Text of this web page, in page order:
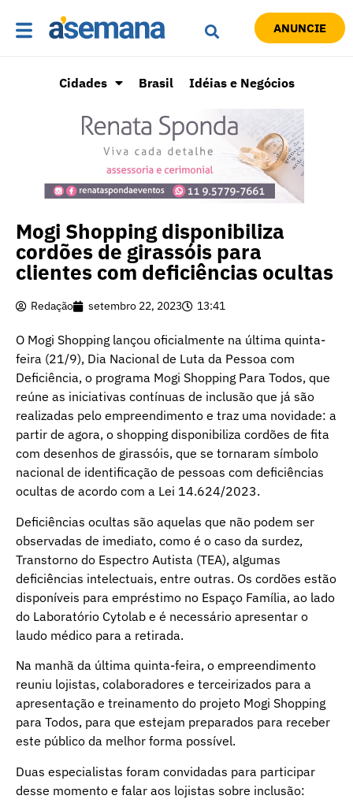
ANUNCIE
Cidades Brasil Idéias e Negócios
Mogi Shopping disponibiliza
cordões de girassóis para
clientes com deficiências ocultas
Redação setembro 22, 2023 13:41
O Mogi Shopping lançou oficialmente na última quinta-
feira (21/9), Dia Nacional de Luta da Pessoa com
Deficiência, o programa Mogi Shopping Para Todos, que
reúne as iniciativas contínuas de inclusão que já são
realizadas pelo empreendimento e traz uma novidade: a
partir de agora, o shopping disponibiliza cordões de fita
com desenhos de girassóis, que se tornaram símbolo
nacional de identificação de pessoas com deficiências
ocultas de acordo com a Lei 14.624/2023.
Deficiências ocultas são aquelas que não podem ser
observadas de imediato, como é o caso da surdez,
Transtorno do Espectro Autista (TEA), algumas
deficiências intelectuais, entre outras. Os cordões estão
disponíveis para empréstimo no Espaço Família, ao lado
do Laboratório Cytolab e é necessário apresentar o
laudo médico para a retirada.
Na manhã da última quinta-feira, o empreendimento
reuniu lojistas, colaboradores e terceirizados para a
apresentação e treinamento do projeto Mogi Shopping
para Todos, para que estejam preparados para receber
este público da melhor forma possível.
Duas especialistas foram convidadas para participar
desse momento e falar aos lojistas sobre inclusão: